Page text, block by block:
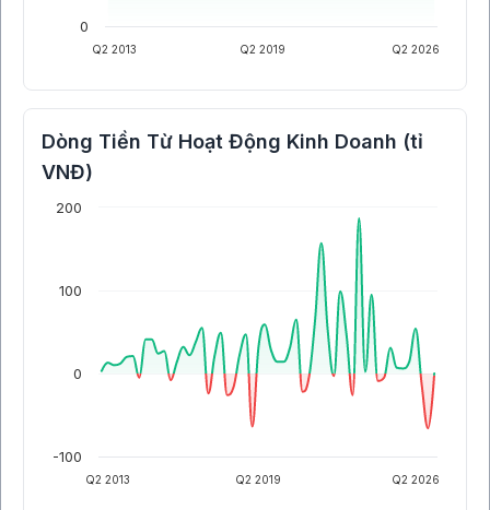
Q2 2013 Q2 2019 Q2 2026
0
Dòng Tiền Từ Hoạt Động Kinh Doanh (tỉ
VNĐ)
Q2 2013 Q2 2019 Q2 2026
-100
0
100
200